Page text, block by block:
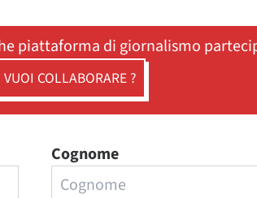
piattaforma di giornalismo
VUOI COLLABORARE ?
Cognome